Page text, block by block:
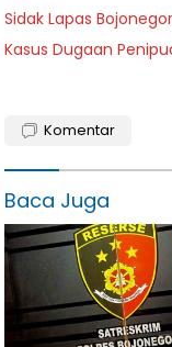
Sidak Lapas
Kasus Dugaan
Komentar
Baca Juga